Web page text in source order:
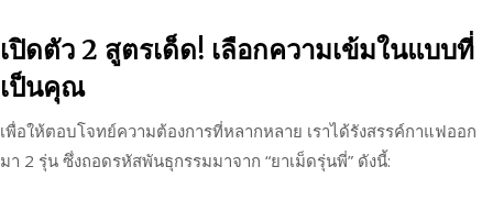
เปิดตัว 2 สูตรเด็ด! เลือกความเข้มในแบบที่
เป็นคุณ
เพื่อให้ตอบโจทย์ความต้องการที่หลากหลาย เราได้รังสรรค์กาแฟออก
มา 2 รุ่น ซึ่งถอดรหัสพันธุกรรมมาจาก “ยาเม็ดรุ่นพี่” ดังนี้: